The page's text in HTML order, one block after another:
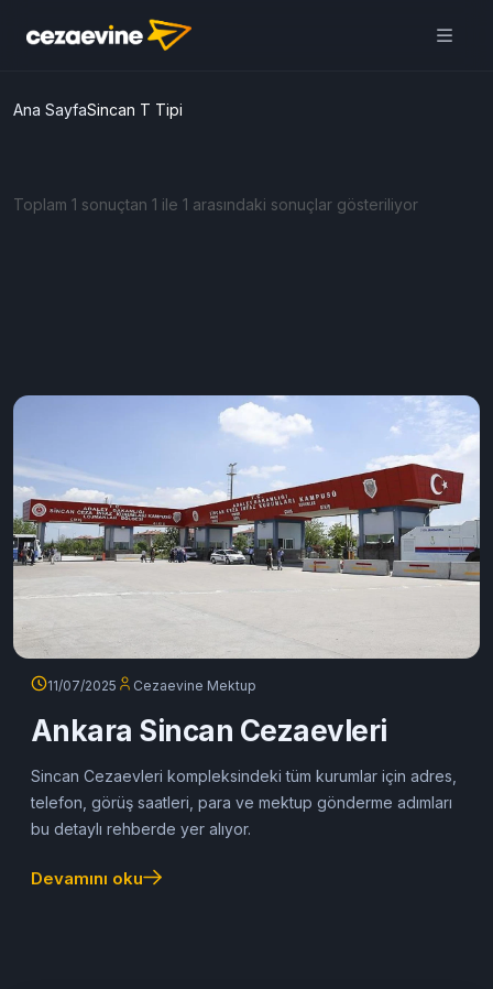
Ana SayfaSincan T Tipi
Toplam 1 sonuçtan 1 ile 1 arasındaki sonuçlar gösteriliyor
11/07/2025 Cezaevine Mektup
Ankara Sincan Cezaevleri
Sincan Cezaevleri kompleksindeki tüm kurumlar için adres,
telefon, görüş saatleri, para ve mektup gönderme adımları
bu detaylı rehberde yer alıyor.
Devamını oku